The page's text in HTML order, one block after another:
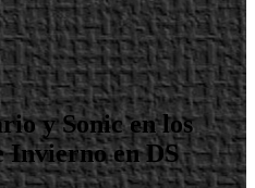
y Sonic en los
Invierno en DS